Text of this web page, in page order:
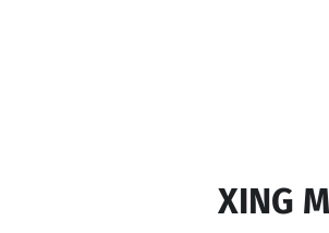
XING